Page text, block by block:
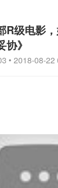
R级电影
》
• 2018-08-22